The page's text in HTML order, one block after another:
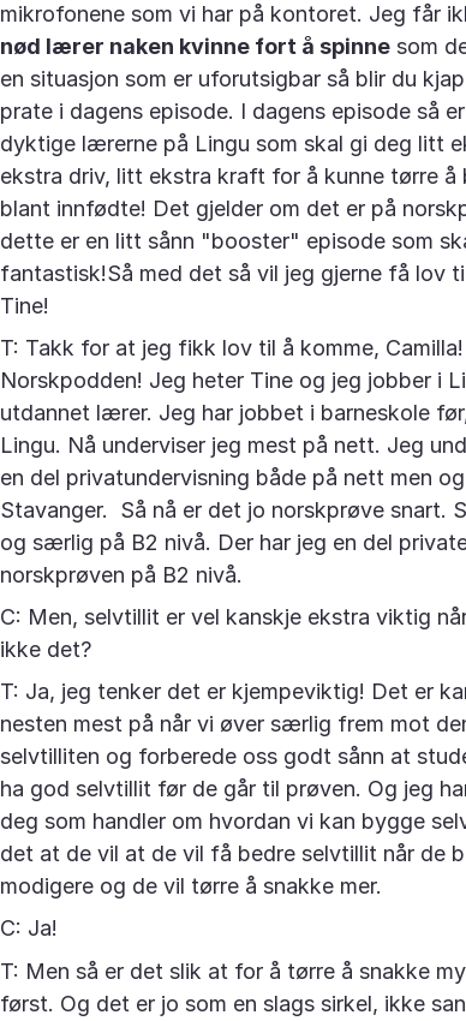
mikrofonene som vi har på kontoret. Jeg får
nød lærer naken kvinne fort å spinne som
en situasjon som er uforutsigbar så blir du
prate i dagens episode. I dagens episode så
dyktige lærerne på Lingu som skal gi deg litt
ekstra driv, litt ekstra kraft for å kunne tørre å
blant innfødte! Det gjelder om det er på
dette er en litt sånn "booster" episode som
fantastisk!Så med det så vil jeg gjerne få lov
Tine!
T: Takk for at jeg fikk lov til å komme,
Norskpodden! Jeg heter Tine og jeg jobber i
utdannet lærer. Jeg har jobbet i barneskole
Lingu. Nå underviser jeg mest på nett. Jeg
en del privatundervisning både på nett men
Stavanger. Så nå er det jo norskprøve snart.
og særlig på B2 nivå. Der har jeg en del
norskprøven på B2 nivå.
C: Men, selvtillit er vel kanskje ekstra viktig
ikke det?
T: Ja, jeg tenker det er kjempeviktig! Det er
nesten mest på når vi øver særlig frem mot
selvtilliten og forberede oss godt sånn at
ha god selvtillit før de går til prøven. Og jeg
deg som handler om hvordan vi kan bygge
det at de vil at de vil få bedre selvtillit når de
modigere og de vil tørre å snakke mer.
C: Ja!
T: Men så er det slik at for å tørre å snakke
først. Og det er jo som en slags sirkel, ikke